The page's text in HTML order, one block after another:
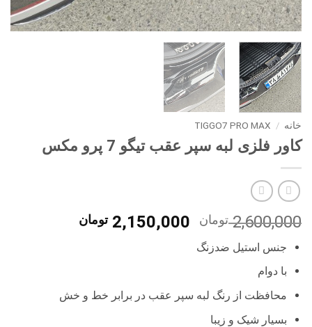
خانه /
TIGGO7 PRO MAX
کاور فلزی لبه سپر عقب تیگو 7 پرو مکس
2,600,000 تومان
قیمت
2,150,000 تومان
جنس استیل ضدزنگ
با دوام
محافظت از رنگ لبه سپر عقب در برابر خط و خش
بسیار شیک و زیبا